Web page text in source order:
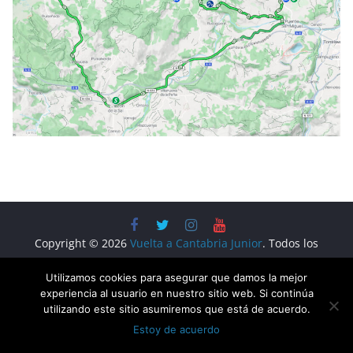
Copyright © 2026 Vuelta a Cantabria Junior. Todos los
derechos reservados.
Tema:ColorMagpor ThemeGrill. Funciona conWordPress
Utilizamos cookies para asegurar que damos la mejor
experiencia al usuario en nuestro sitio web. Si continúa
utilizando este sitio asumiremos que está de acuerdo.
Estoy de acuerdo